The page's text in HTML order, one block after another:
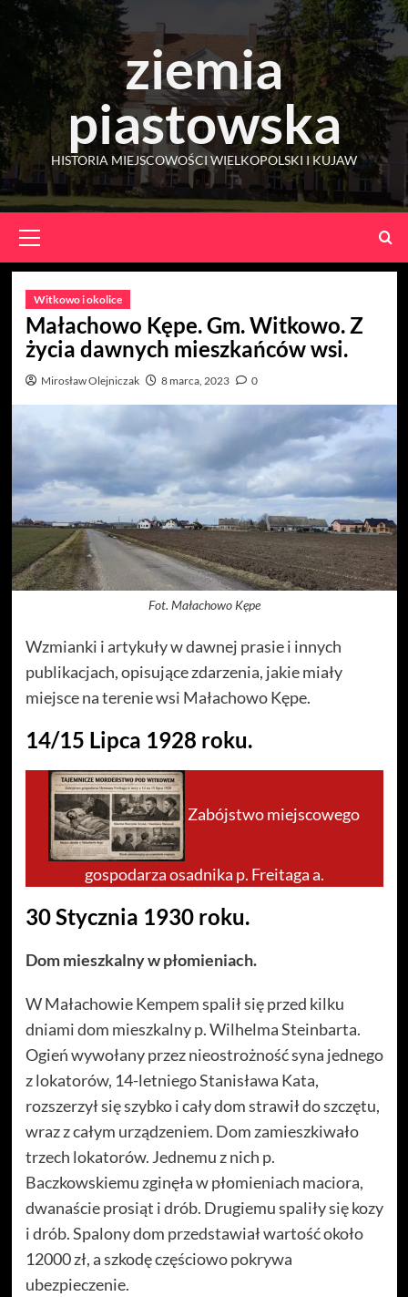
Skip
content
ziemia
piastowska
HISTORIA MIEJSCOWOŚCI WIELKOPOLSKI I KUJAW
Menu
Witkowo i okolice
Małachowo Kępe. Gm. Witkowo. Z
życia dawnych mieszkańców wsi.
Mirosław Olejniczak 8 marca, 2023 0
Fot. Małachowo Kępe
Wzmianki i artykuły w dawnej prasie i innych
publikacjach, opisujące zdarzenia, jakie miały
miejsce na terenie wsi Małachowo Kępe.
14/15 Lipca 1928 roku.
Zabójstwo miejscowego
gospodarza osadnika p. Freitaga a.
30 Stycznia 1930 roku.
Dom mieszkalny w płomieniach.
W Małachowie Kempem spalił się przed kilku
dniami dom mieszkalny p. Wilhelma Steinbarta.
Ogień wywołany przez nieostrożność syna jednego
z lokatorów, 14-letniego Stanisława Kata,
rozszerzył się szybko i cały dom strawił do szczętu,
wraz z całym urządzeniem. Dom zamieszkiwało
trzech lokatorów. Jednemu z nich p.
Baczkowskiemu zginęła w płomieniach maciora,
dwanaście prosiąt i drób. Drugiemu spaliły się kozy
i drób. Spalony dom przedstawiał wartość około
12000 zł, a szkodę częściowo pokrywa
ubezpieczenie.